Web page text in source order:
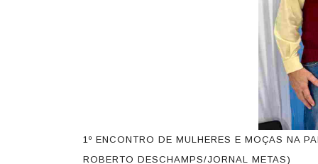
1º ENCONTRO DE MULHERES E MOÇAS NA
ROBERTO DESCHAMPS/JORNAL METAS)